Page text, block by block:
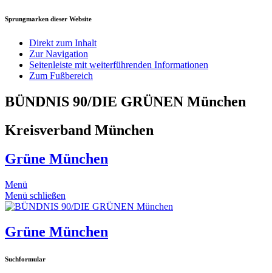
Sprungmarken dieser Website
Direkt zum Inhalt
Zur Navigation
Seitenleiste mit weiterführenden Informationen
Zum Fußbereich
BÜNDNIS 90/DIE GRÜNEN München
Kreisverband München
Grüne München
Menü
Menü schließen
Grüne München
Suchformular